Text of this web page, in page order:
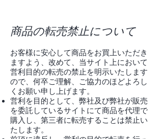
商品の転売禁止について
お客様に安心して商品をお買上いただき
ますよう、改めて、当サイト上において
営利目的の転売の禁止を明示いたします
ので、何卒ご理解、ご協力のほどよろし
くお願い申し上げます。
営利を目的として、弊社及び弊社が販売
を委託しているサイトにて商品を代理で
購入し、第三者に転売することは禁止い
たします。